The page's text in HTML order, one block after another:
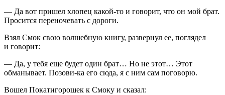
— Да вот пришел хлопец какой-то и говорит, что он мой брат.
Просится переночевать с дороги.
Взял Смок свою волшебную книгу, развернул ее, поглядел
и говорит:
— Да, у тебя еще будет один брат… Но не этот… Этот
обманывает. Позови-ка его сюда, я с ним сам поговорю.
Вошел Покатигорошек к Смоку и сказал: